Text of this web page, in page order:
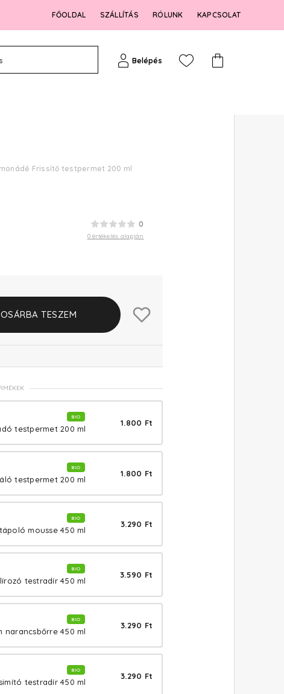
FŐOLDAL SZÁLLÍTÁS RÓLUNK KAPCSOLAT
Belépés
Frissítő testpermet 200 ml
0
0 értékelés alapján
TESZEM
BIO
testpermet 200 ml
1.800 Ft
BIO
testpermet 200 ml
1.800 Ft
BIO
mousse 450 ml
3.290 Ft
BIO
testradír 450 ml
3.590 Ft
BIO
narancsbőrre 450 ml
3.290 Ft
BIO
testradír 450 ml
3.290 Ft